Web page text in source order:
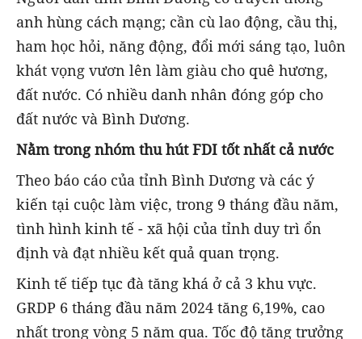
anh hùng cách mạng; cần cù lao động, cầu thị,
ham học hỏi, năng động, đổi mới sáng tạo, luôn
khát vọng vươn lên làm giàu cho quê hương,
đất nước. Có nhiều danh nhân đóng góp cho
đất nước và Bình Dương.
Nằm trong nhóm thu hút FDI tốt nhất cả nước
Theo báo cáo của tỉnh Bình Dương và các ý
kiến tại cuộc làm việc, trong 9 tháng đầu năm,
tình hình kinh tế - xã hội của tỉnh duy trì ổn
định và đạt nhiều kết quả quan trọng.
Kinh tế tiếp tục đà tăng khá ở cả 3 khu vực.
GRDP 6 tháng đầu năm 2024 tăng 6,19%, cao
nhất trong vòng 5 năm qua. Tốc độ tăng trưởng